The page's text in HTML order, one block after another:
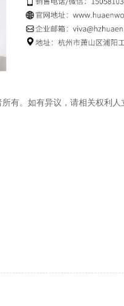
有。如有异议，请相关权利人